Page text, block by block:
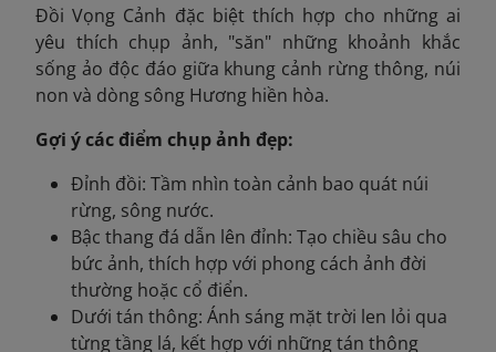
Đồi Vọng Cảnh đặc biệt thích hợp cho những ai
yêu thích chụp ảnh, "săn" những khoảnh khắc
sống ảo độc đáo giữa khung cảnh rừng thông, núi
non và dòng sông Hương hiền hòa.
Gợi ý các điểm chụp ảnh đẹp:
Đỉnh đồi: Tầm nhìn toàn cảnh bao quát núi
rừng, sông nước.
Bậc thang đá dẫn lên đỉnh: Tạo chiều sâu cho
bức ảnh, thích hợp với phong cách ảnh đời
thường hoặc cổ điển.
Dưới tán thông: Ánh sáng mặt trời len lỏi qua
từng tầng lá, kết hợp với những tán thông